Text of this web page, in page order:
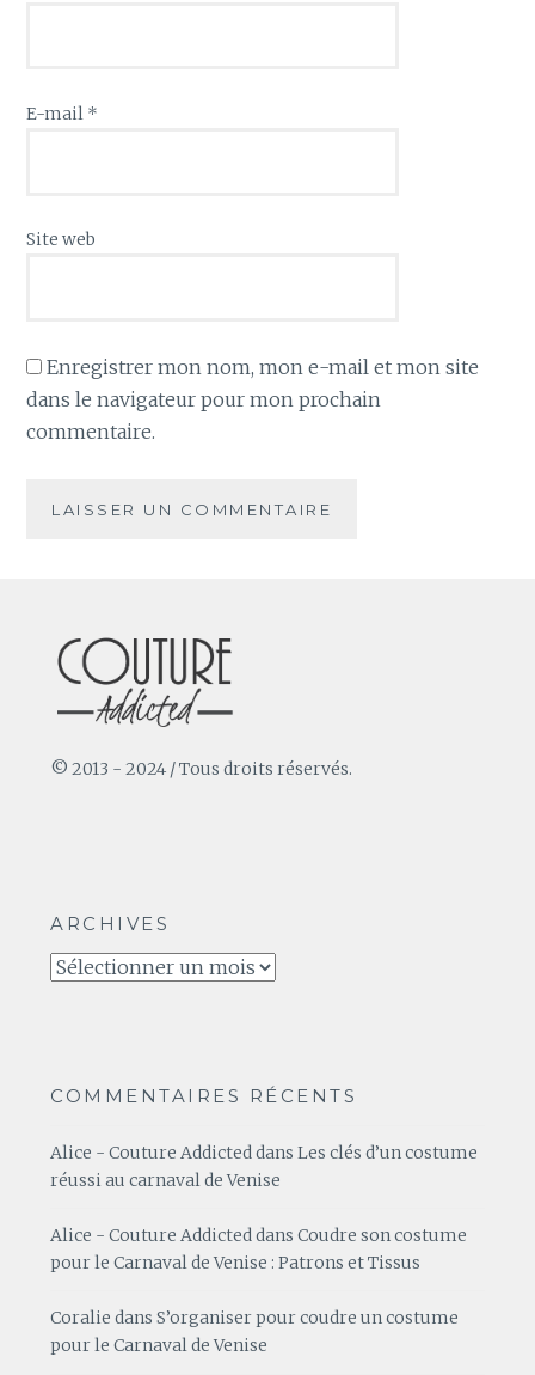
E-mail *
Site web
Enregistrer mon nom, mon e-mail et mon site
dans le navigateur pour mon prochain
commentaire.
© 2013 - 2024 / Tous droits réservés.
ARCHIVES
Archives
COMMENTAIRES RÉCENTS
Alice - Couture AddicteddansLes clés d’un costume
réussi au carnaval de Venise
Alice - Couture AddicteddansCoudre son costume
pour le Carnaval de Venise : Patrons et Tissus
Coralie dansS’organiser pour coudre un costume
pour le Carnaval de Venise